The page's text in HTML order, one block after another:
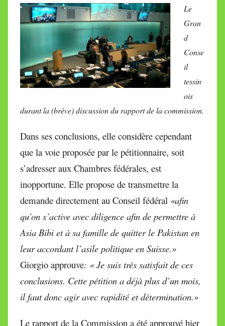
Le
Gran
d
Conse
il
tessin
ois
durant la (brève) discussion du rapport de la commission.
Dans ses conclusions, elle considère cependant
que la voie proposée par le pétitionnaire, soit
s’adresser aux Chambres fédérales, est
inopportune. Elle propose de transmettre la
demande directement au Conseil fédéral «afin
qu’on s’active avec diligence afin de permettre à
Asia Bibi et à sa famille de quitter le Pakistan en
leur accordant l’asile politique en Suisse.»
Giorgio approuve: « Je suis très satisfait de ces
conclusions. Cette pétition a déjà plus d’un mois,
il faut donc agir avec rapidité et détermination.»
Le rapport de la Commission a été approuvé hier